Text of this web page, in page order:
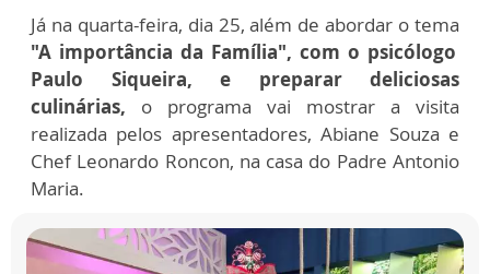
Já na quarta-feira, dia 25, além de abordar o tema
"A importância da Família", com o psicólogo
Paulo Siqueira, e preparar deliciosas
culinárias, o programa vai mostrar a visita
realizada pelos apresentadores, Abiane Souza e
Chef Leonardo Roncon, na casa do Padre Antonio
Maria.